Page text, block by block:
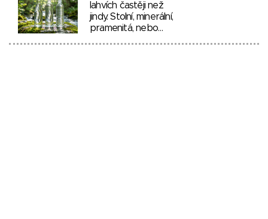
lahvích častěji než
jindy. Stolní, minerální,
pramenitá, nebo…